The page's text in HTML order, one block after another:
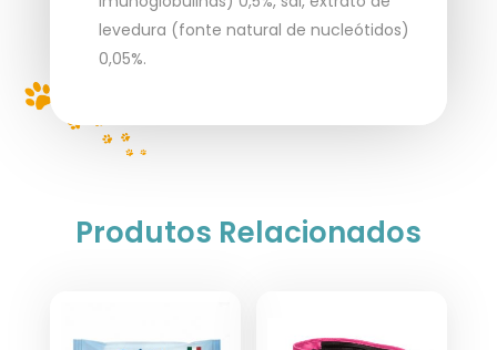
levedura (fonte natural de nucleótidos)
0,05%.
Produtos Relacionados